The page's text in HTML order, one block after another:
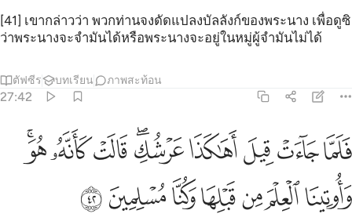
[41] เขากล่าวว่า พวกท่านจงดัดแปลงบัลลังก์ของพระนาง เพื่อดูซิ
ว่าพระนางจะจำมันได้หรือพระนางจะอยู่ในหมู่ผู้จำมันไม่ได้
ตัฟซีร บทเรียน ภาพสะท้อน
27:42
فلما جاءت قيل اهاكذا عرشك قالت كانه هو واوتينا العلم من قبلها وكنا
فَلَمَّا جَآءَتْ قِيلَ أَهَـٰكَذَا عَرْشُكِ ۖ قَالَتْ كَأَنَّهُۥ هُوَ ۚ وَأُوتِينَا ٱلْعِلْمَ مِن قَبْلِهَا
ﲵﲶﲷﲸﲹﲺﲻﲼﲽﲾ
ﲿﳀﳁﳂﳃﳄﳅ